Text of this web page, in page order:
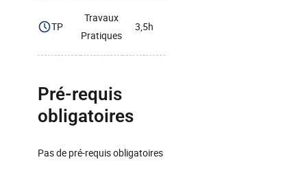
TP
Travaux
Pratiques
3,5h
Pré-requis
obligatoires
Pas de pré-requis obligatoires